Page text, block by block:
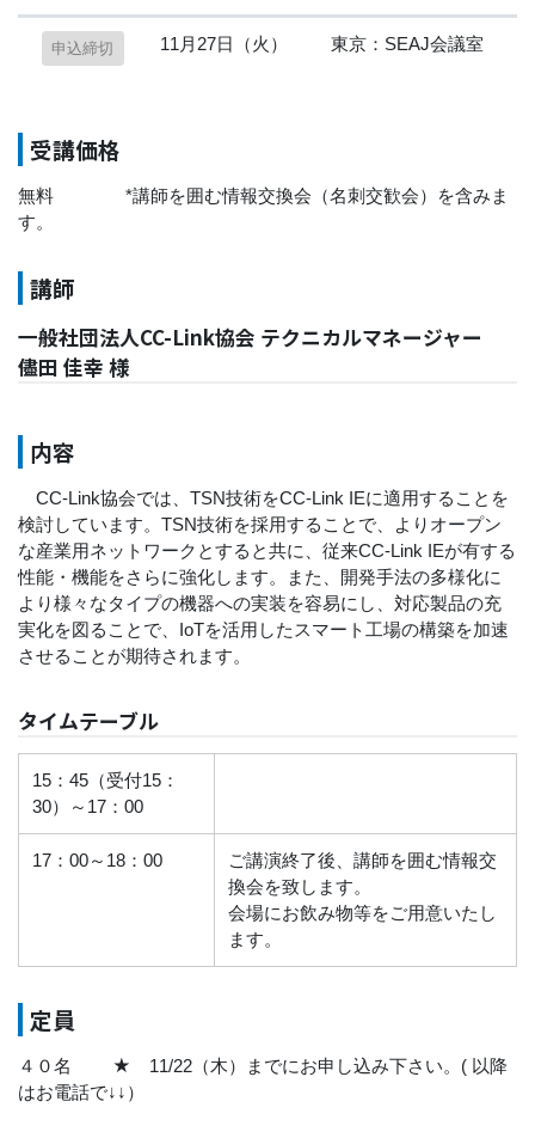
セミナーテーブル
申込締切 11月27日（火） 東京：SEAJ会議室
受講価格
無料 *講師を囲む情報交換会（名刺交歓会）を含みま
す。
講師
一般社団法人CC-Link協会 テクニカルマネージャー
儘田 佳幸 様
内容
CC-Link協会では、TSN技術をCC-Link IEに適用することを
検討しています。TSN技術を採用することで、よりオープン
な産業用ネットワークとすると共に、従来CC-Link IEが有する
性能・機能をさらに強化します。また、開発手法の多様化に
より様々なタイプの機器への実装を容易にし、対応製品の充
実化を図ることで、IoTを活用したスマート工場の構築を加速
させることが期待されます。
タイムテーブル
15：45（受付15：
30）～17：00
17：00～18：00
ご講演終了後、講師を囲む情報交
換会を致します。
会場にお飲み物等をご用意いたし
ます。
定員
４０名 ★ 11/22（木）までにお申し込み下さい。( 以降
はお電話で↓↓）